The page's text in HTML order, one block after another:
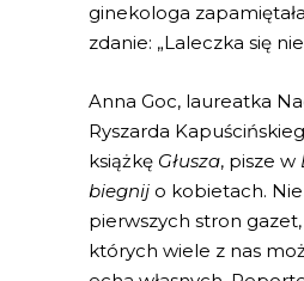
ginekologa
zdanie: „Laleczka się
Anna Goc, laureatka
Ryszarda
książkę Głusza, pisze w
biegnij o kobietach.
pierwszych stron
których wiele z nas